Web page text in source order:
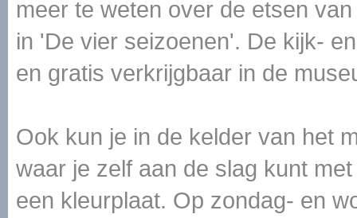
meer te weten over de etsen
in 'De vier seizoenen'. De kijk-
en gratis verkrijgbaar in de
Ook kun je in de kelder van het
waar je zelf aan de slag kunt
een kleurplaat. Op zondag- en